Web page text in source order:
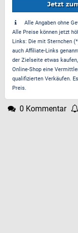
Jetzt
Alle Angaben ohne
Alle Preise können jetzt
Links: Die mit Sternchen
auch Affiliate-Links
der Zielseite etwas
Online-Shop eine
qualifizierten Verkäufen.
Preis.
0 Kommentar